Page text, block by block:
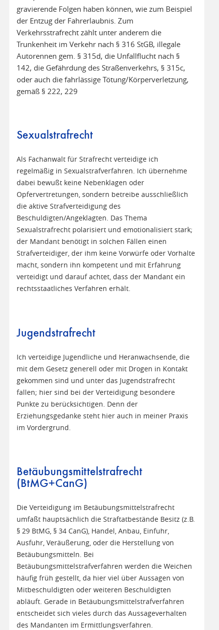
gravierende Folgen haben können, wie zum Beispiel
der Entzug der Fahrerlaubnis. Zum
Verkehrsstrafrecht zählt unter anderem die
Trunkenheit im Verkehr nach § 316 StGB, illegale
Autorennen gem. § 315d, die Unfallflucht nach §
142, die Gefährdung des Straßenverkehrs, § 315c,
oder auch die fahrlässige Tötung/Körperverletzung,
gemäß § 222, 229
Sexualstrafrecht
Als Fachanwalt für Strafrecht verteidige ich
regelmäßig in Sexualstrafverfahren. Ich übernehme
dabei bewußt keine Nebenklagen oder
Opfervertretungen, sondern betreibe ausschließlich
die aktive Strafverteidigung des
Beschuldigten/Angeklagten. Das Thema
Sexualstrafrecht polarisiert und emotionalisiert stark;
der Mandant benötigt in solchen Fällen einen
Strafverteidiger, der ihm keine Vorwürfe oder Vorhalte
macht, sondern ihn kompetent und mit Erfahrung
verteidigt und darauf achtet, dass der Mandant ein
rechtsstaatliches Verfahren erhält.
Jugendstrafrecht
Ich verteidige Jugendliche und Heranwachsende, die
mit dem Gesetz generell oder mit Drogen in Kontakt
gekommen sind und unter das Jugendstrafrecht
fallen; hier sind bei der Verteidigung besondere
Punkte zu berücksichtigen. Denn der
Erziehungsgedanke steht hier auch in meiner Praxis
im Vordergrund.
Betäubungsmittelstrafrecht
(BtMG+CanG)
Die Verteidigung im Betäubungsmittelstrafrecht
umfaßt hauptsächlich die Straftatbestände Besitz (z.B.
§ 29 BtMG, § 34 CanG), Handel, Anbau, Einfuhr,
Ausfuhr, Veräußerung, oder die Herstellung von
Betäubungsmitteln. Bei
Betäubungsmittelstrafverfahren werden die Weichen
häufig früh gestellt, da hier viel über Aussagen von
Mitbeschuldigten oder weiteren Beschuldigten
abläuft. Gerade in Betäubungsmittelstrafverfahren
entscheidet sich vieles durch das Aussageverhalten
des Mandanten im Ermittlungsverfahren.